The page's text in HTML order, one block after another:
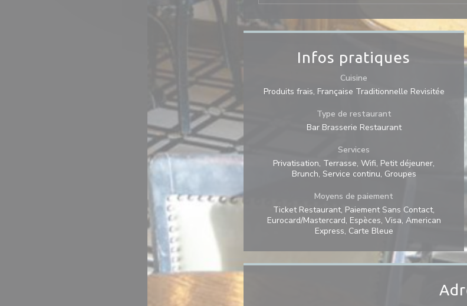
Infos pratiques
Cuisine
Produits frais, Française Traditionnelle Revisitée
Type de restaurant
Bar Brasserie Restaurant
Services
Privatisation, Terrasse, Wifi, Petit déjeuner,
Brunch, Service continu, Groupes
Moyens de paiement
Ticket Restaurant, Paiement Sans Contact,
Eurocard/Mastercard, Espèces, Visa, American
Express, Carte Bleue